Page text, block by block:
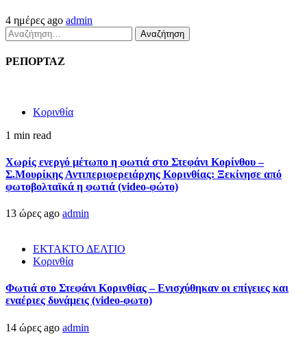
4 ημέρες ago admin
Αναζήτηση
για:
ΡΕΠΟΡΤΑΖ
Κορινθία
1 min read
Χωρίς ενεργό μέτωπο η φωτιά στο Στεφάνι Κορίνθου –
Σ.Μουρίκης Αντιπεριφερειάρχης Κορινθίας: Ξεκίνησε από
φωτοβολταϊκά η φωτιά (video-φώτο)
13 ώρες ago admin
ΕΚΤΑΚΤΟ ΔΕΛΤΙΟ
Κορινθία
Φωτιά στο Στεφάνι Κορινθίας – Ενισχύθηκαν οι επίγειες και
εναέριες δυνάμεις (video-φωτο)
14 ώρες ago admin